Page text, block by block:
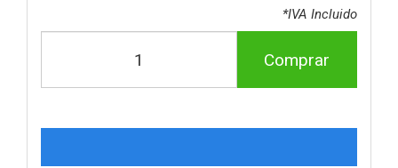
*IVA Incluido
Comprar